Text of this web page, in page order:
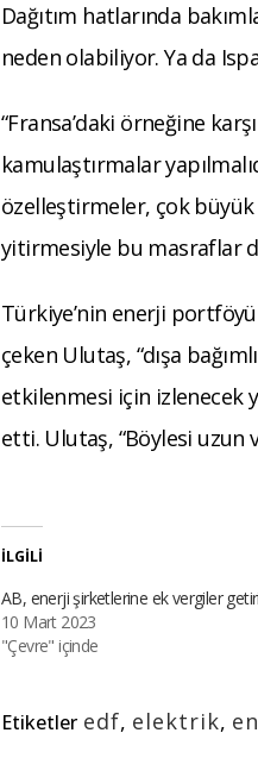
Dağıtım hatlarında
neden olabiliyor. Ya da
“Fransa’daki örneğine
kamulaştırmalar
özelleştirmeler, çok büyük
yitirmesiyle bu masraflar
Türkiye’nin enerji
çeken Ulutaş, “dışa
etkilenmesi için izlenecek
etti. Ulutaş, “Böylesi
İLGILI
AB, enerji şirketlerine ek vergiler
10 Mart 2023
"Çevre" içinde
Etiketler edf, elektrik,